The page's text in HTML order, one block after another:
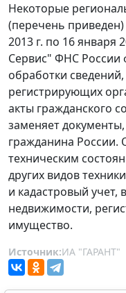
Некоторые
(перечень
2013 г. по 16 января
Сервис" ФНС России
обработки
регистрирующих
акты гражданского
заменяет
гражданина России.
техническим
других видов
и кадастровый учет,
недвижимости,
имущество.
Источник:ИА "ГАРАНТ"